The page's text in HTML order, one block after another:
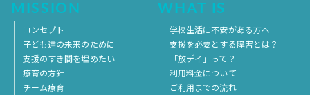
MISSION
コンセプト
子ども達の未来のために
支援のすき間を埋めたい
療育の方針
チーム療育
WHAT IS
学校生活に不安がある方へ
支援を必要とする障害とは？
「放デイ」って？
利用料金について
ご利用までの流れ